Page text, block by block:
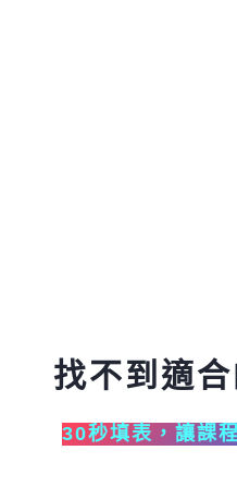
找不到適
30秒填表，讓課